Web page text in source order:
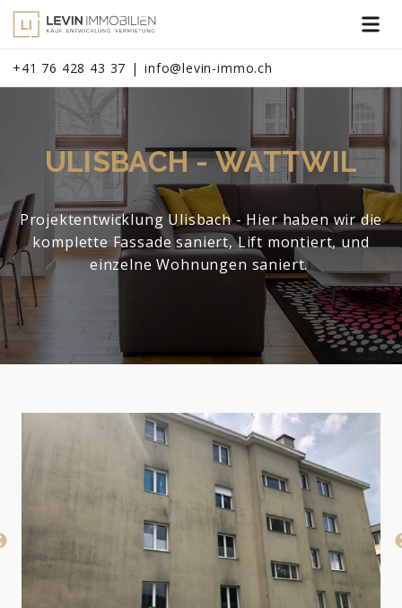
+41 76 428 43 37 info@levin-immo.ch
ULISBACH - WATTWIL
Projektentwicklung Ulisbach - Hier haben wir die
komplette Fassade saniert, Lift montiert, und
einzelne Wohnungen saniert.